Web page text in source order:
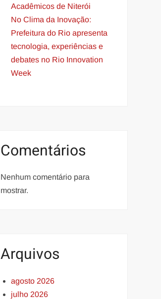
Acadêmicos de Niterói
No Clima da Inovação:
Prefeitura do Rio apresenta
tecnologia, experiências e
debates no Rio Innovation
Week
Comentários
Nenhum comentário para
mostrar.
Arquivos
agosto 2026
julho 2026